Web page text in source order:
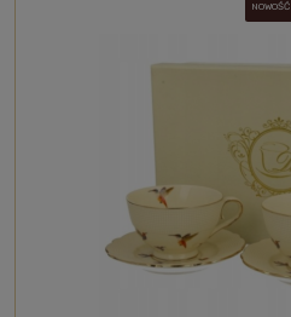
NOWOŚĆ